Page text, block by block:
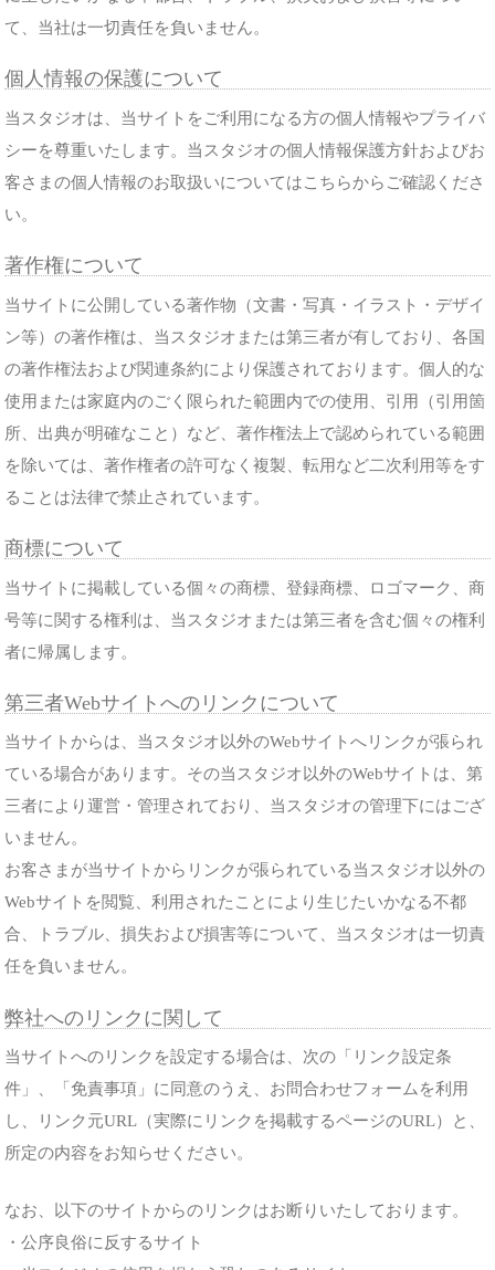
て、当社は一切責任を負いません。
個人情報の保護について
当スタジオは、当サイトをご利用になる方の個人情報やプライバ
シーを尊重いたします。当スタジオの個人情報保護方針およびお
客さまの個人情報のお取扱いについてはこちらからご確認くださ
い。
著作権について
当サイトに公開している著作物（文書・写真・イラスト・デザイ
ン等）の著作権は、当スタジオまたは第三者が有しており、各国
の著作権法および関連条約により保護されております。個人的な
使用または家庭内のごく限られた範囲内での使用、引用（引用箇
所、出典が明確なこと）など、著作権法上で認められている範囲
を除いては、著作権者の許可なく複製、転用など二次利用等をす
ることは法律で禁止されています。
商標について
当サイトに掲載している個々の商標、登録商標、ロゴマーク、商
号等に関する権利は、当スタジオまたは第三者を含む個々の権利
者に帰属します。
第三者Webサイトへのリンクについて
当サイトからは、当スタジオ以外のWebサイトへリンクが張られ
ている場合があります。その当スタジオ以外のWebサイトは、第
三者により運営・管理されており、当スタジオの管理下にはござ
いません。
お客さまが当サイトからリンクが張られている当スタジオ以外の
Webサイトを閲覧、利用されたことにより生じたいかなる不都
合、トラブル、損失および損害等について、当スタジオは一切責
任を負いません。
弊社へのリンクに関して
当サイトへのリンクを設定する場合は、次の「リンク設定条
件」、「免責事項」に同意のうえ、お問合わせフォームを利用
し、リンク元URL（実際にリンクを掲載するページのURL）と、
所定の内容をお知らせください。
なお、以下のサイトからのリンクはお断りいたしております。
・公序良俗に反するサイト